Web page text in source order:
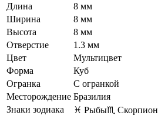
Длина
8 мм
Ширина
8 мм
Высота
8 мм
Отверстие
1.3 мм
Цвет
Мультицвет
Форма
Куб
Огранка
С огранкой
Месторождение Бразилия
Знаки зодиака
♓ Рыбы♏ Скорпион